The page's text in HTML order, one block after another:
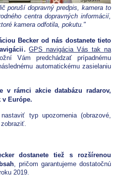
poruší dopravný predpis, kamera to
centra dopravných informácií,
kamera odfotila, pokutu."
Becker od nás dostanete tieto
GPS navigácia Vás tak na
Vám predchádzať prípadnému
automatickému zasielaniu
v rámci akcie databázu radarov,
v Európe.
typ upozornenia (obrazové,
dostanete tiež s rozšírenou
, pričom garantujeme dostatočnú
2019.